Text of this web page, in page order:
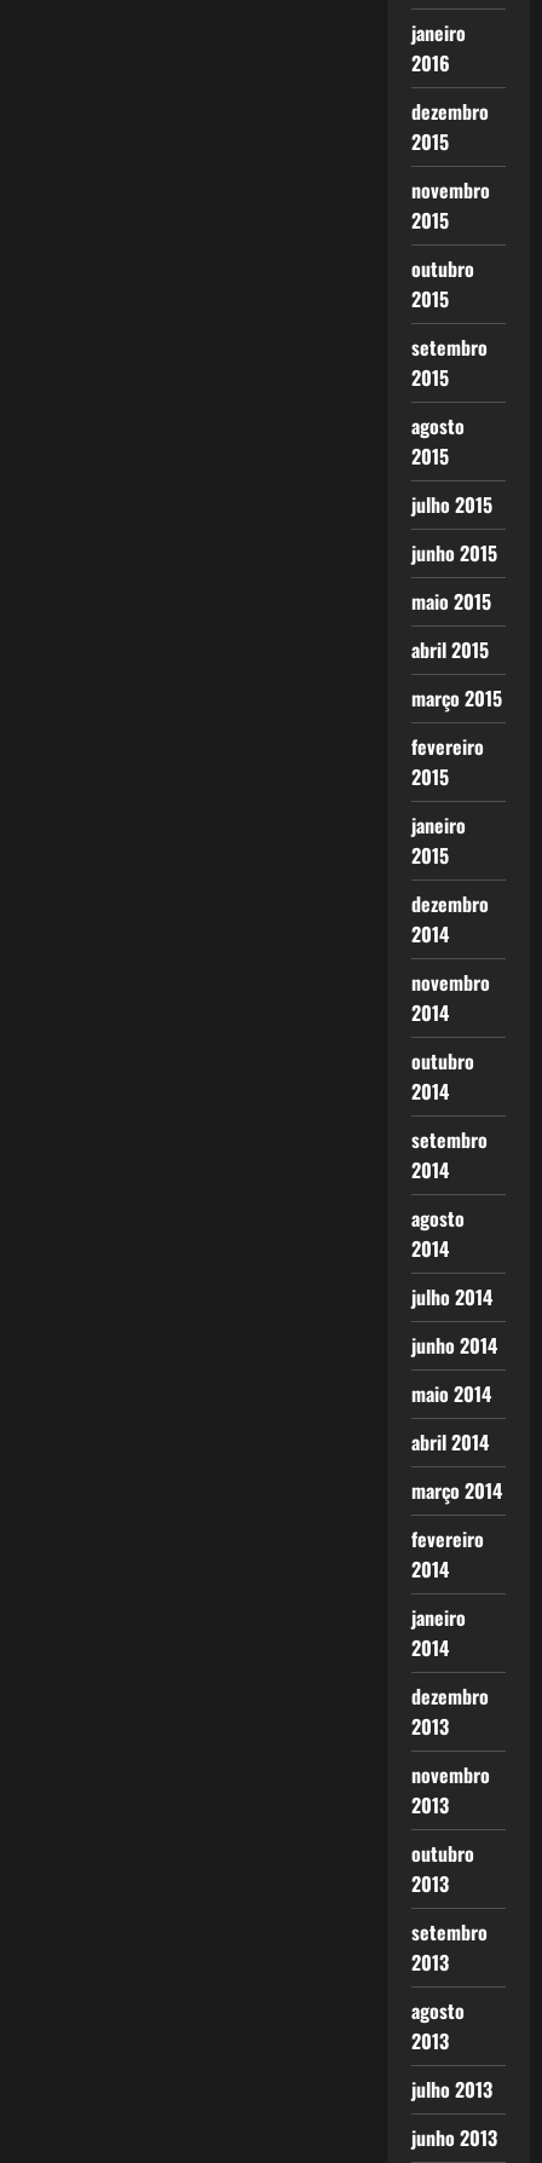
janeiro
2016
dezembro
2015
novembro
2015
outubro
2015
setembro
2015
agosto
2015
julho 2015
junho 2015
maio 2015
abril 2015
março 2015
fevereiro
2015
janeiro
2015
dezembro
2014
novembro
2014
outubro
2014
setembro
2014
agosto
2014
julho 2014
junho 2014
maio 2014
abril 2014
março 2014
fevereiro
2014
janeiro
2014
dezembro
2013
novembro
2013
outubro
2013
setembro
2013
agosto
2013
julho 2013
junho 2013